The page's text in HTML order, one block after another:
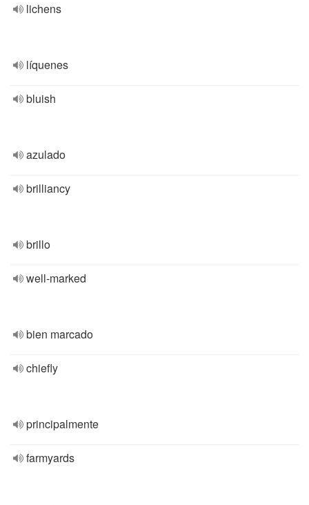
lichens
líquenes
bluish
azulado
brilliancy
brillo
well-marked
bien marcado
chiefly
principalmente
farmyards